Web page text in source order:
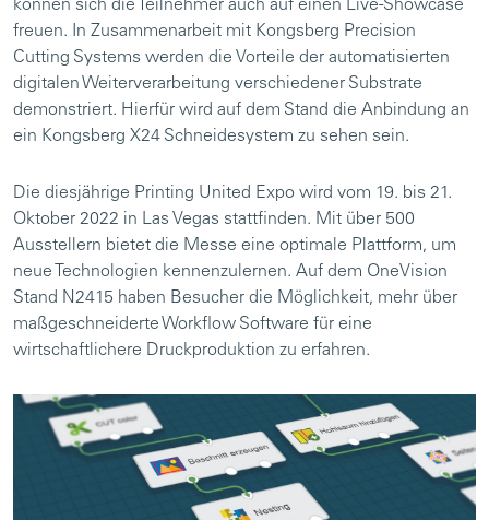
können sich die Teilnehmer auch auf einen Live-Showcase
freuen. In Zusammenarbeit mit Kongsberg Precision
Cutting Systems werden die Vorteile der automatisierten
digitalen Weiterverarbeitung verschiedener Substrate
demonstriert. Hierfür wird auf dem Stand die Anbindung an
ein Kongsberg X24 Schneidesystem zu sehen sein.
Die diesjährige Printing United Expo wird vom 19. bis 21.
Oktober 2022 in Las Vegas stattfinden. Mit über 500
Ausstellern bietet die Messe eine optimale Plattform, um
neue Technologien kennenzulernen. Auf dem OneVision
Stand N2415 haben Besucher die Möglichkeit, mehr über
maßgeschneiderte Workflow Software für eine
wirtschaftlichere Druckproduktion zu erfahren.